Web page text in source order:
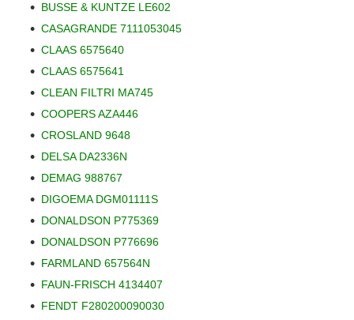
BUSSE & KUNTZE LE602
CASAGRANDE 7111053045
CLAAS 6575640
CLAAS 6575641
CLEAN FILTRI MA745
COOPERS AZA446
CROSLAND 9648
DELSA DA2336N
DEMAG 988767
DIGOEMA DGM01111S
DONALDSON P775369
DONALDSON P776696
FARMLAND 657564N
FAUN-FRISCH 4134407
FENDT F280200090030